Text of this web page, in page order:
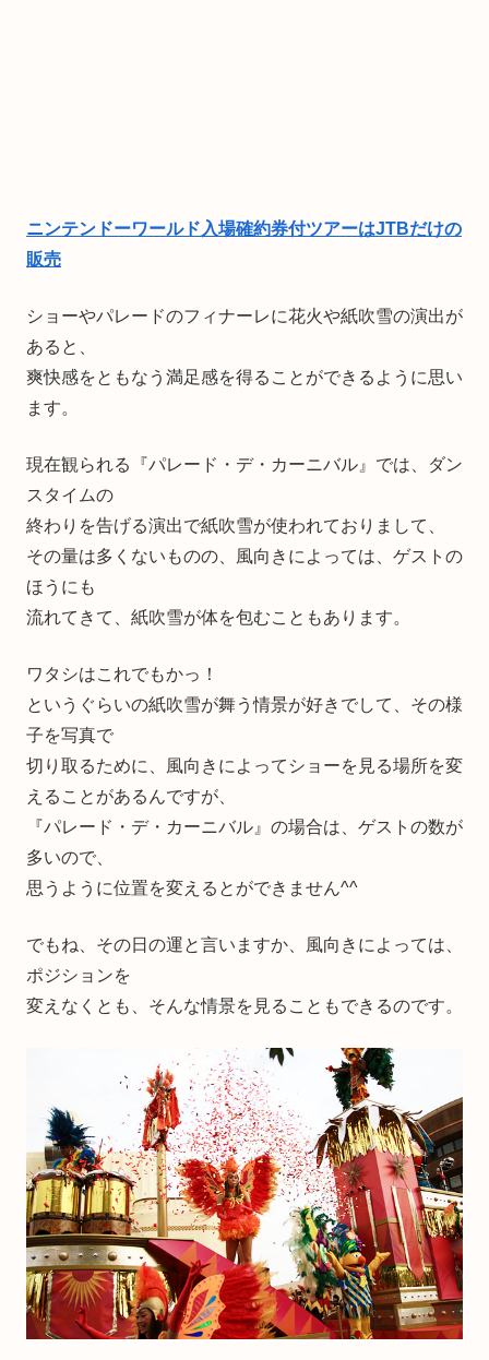
ニンテンドーワールド入場確約券付ツアーはJTBだけの
販売
ショーやパレードのフィナーレに花火や紙吹雪の演出が
あると、
爽快感をともなう満足感を得ることができるように思い
ます。
現在観られる『パレード・デ・カーニバル』では、ダン
スタイムの
終わりを告げる演出で紙吹雪が使われておりまして、
その量は多くないものの、風向きによっては、ゲストの
ほうにも
流れてきて、紙吹雪が体を包むこともあります。
ワタシはこれでもかっ！
というぐらいの紙吹雪が舞う情景が好きでして、その様
子を写真で
切り取るために、風向きによってショーを見る場所を変
えることがあるんですが、
『パレード・デ・カーニバル』の場合は、ゲストの数が
多いので、
思うように位置を変えるとができません^^
でもね、その日の運と言いますか、風向きによっては、
ポジションを
変えなくとも、そんな情景を見ることもできるのです。